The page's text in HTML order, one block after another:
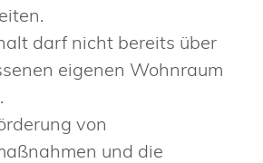
darf nicht bereits über
eigenen Wohnraum
von
und die